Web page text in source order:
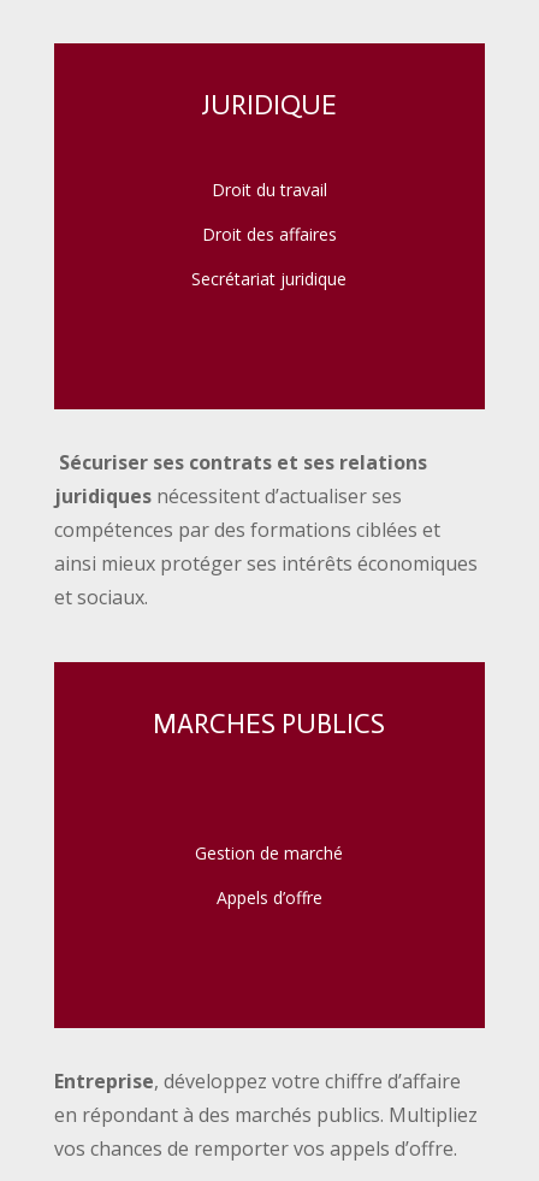
JURIDIQUE
Droit du travail
Droit des affaires
Secrétariat juridique
Sécuriser ses contrats et ses relations
juridiques nécessitent d’actualiser ses
compétences par des formations ciblées et
ainsi mieux protéger ses intérêts économiques
et sociaux.
MARCHES PUBLICS
Gestion de marché
Appels d’offre
Entreprise, développez votre chiffre d’affaire
en répondant à des marchés publics. Multipliez
vos chances de remporter vos appels d’offre.